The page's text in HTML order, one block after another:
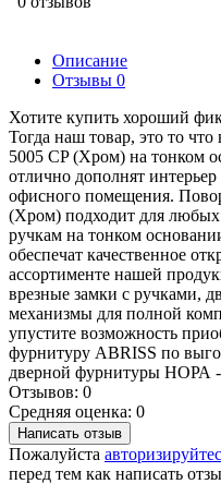
Описание
Отзывы 0
Хотите купить хороший
Тогда наш товар, это то
5005 CP (Хром) на тонком
отлично дополнят
офисного помещения.
(Хром) подходит для любых
ручкам на тонком
обеспечат качественное
ассортименте нашей
врезные замки с ручками,
механизмы для полной
упустите возможность
фурнитуру ABRISS по
дверной фурнитуры НОРА -
Отзывов: 0
Средняя оценка: 0
Написать отзыв
Пожалуйста
перед тем как написать